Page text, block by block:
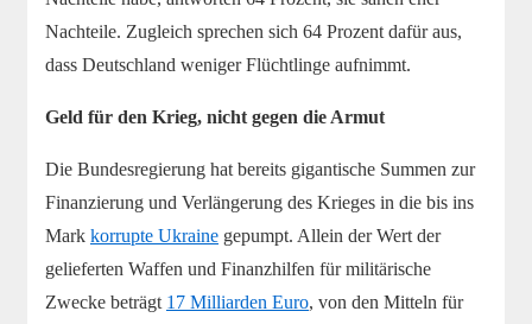
Nachteile. Zugleich sprechen sich 64 Prozent dafür aus,
dass Deutschland weniger Flüchtlinge aufnimmt.
Geld für den Krieg, nicht gegen die Armut
Die Bundesregierung hat bereits gigantische Summen zur
Finanzierung und Verlängerung des Krieges in die bis ins
Mark korrupte Ukraine gepumpt. Allein der Wert der
gelieferten Waffen und Finanzhilfen für militärische
Zwecke beträgt 17 Milliarden Euro, von den Mitteln für